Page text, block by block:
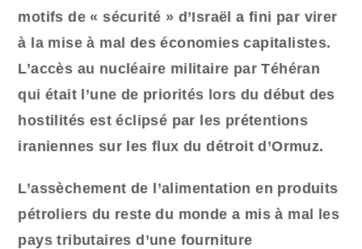
motifs de « sécurité » d’Israël a fini par virer
à la mise à mal des économies capitalistes.
L’accès au nucléaire militaire par Téhéran
qui était l’une de priorités lors du début des
hostilités est éclipsé par les prétentions
iraniennes sur les flux du détroit d’Ormuz.
L’assèchement de l’alimentation en produits
pétroliers du reste du monde a mis à mal les
pays tributaires d’une fourniture